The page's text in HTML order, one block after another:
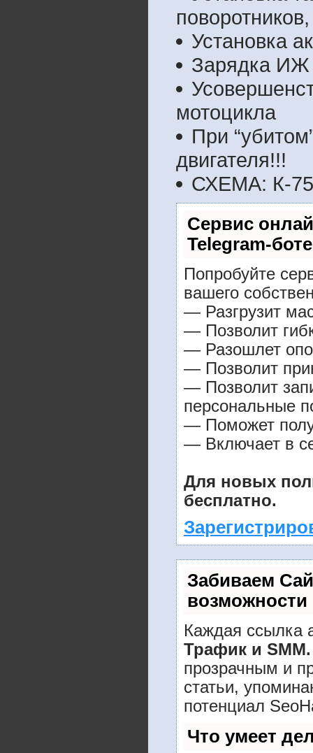
Установка
Зарядка
мотоцикла
При
двигателя!!!
СХЕМА: К-
Сервис
Telegram-боте
Попробуйте
вашего
— Разгрузит
— Позволит
— Разошлет
— Позволит
— Позволит
персональные
— Поможет
— Включает в
Для новых
бесплатно.
Забиваем
возможности
Каждая ссылка
Трафик и SMM.
прозрачным и
статьи,
потенциал
Что умеет